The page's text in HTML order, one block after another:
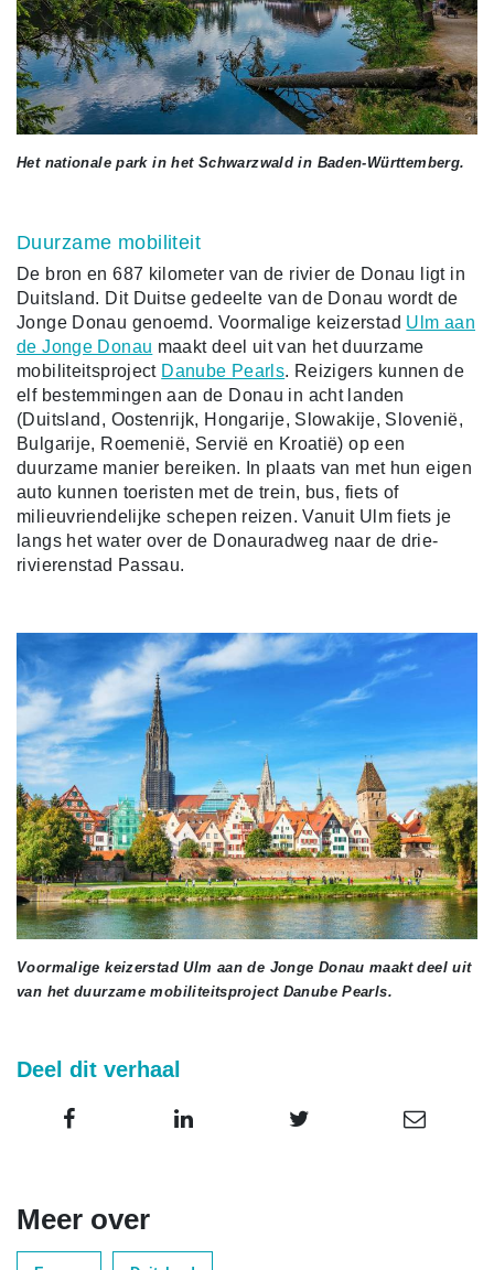
Het nationale park in het Schwarzwald in Baden-Württemberg.
Duurzame mobiliteit
De bron en 687 kilometer van de rivier de Donau ligt in
Duitsland. Dit Duitse gedeelte van de Donau wordt de
Jonge Donau genoemd. Voormalige keizerstad Ulm aan
de Jonge Donau maakt deel uit van het duurzame
mobiliteitsproject Danube Pearls. Reizigers kunnen de
elf bestemmingen aan de Donau in acht landen
(Duitsland, Oostenrijk, Hongarije, Slowakije, Slovenië,
Bulgarije, Roemenië, Servië en Kroatië) op een
duurzame manier bereiken. In plaats van met hun eigen
auto kunnen toeristen met de trein, bus, fiets of
milieuvriendelijke schepen reizen. Vanuit Ulm fiets je
langs het water over de Donauradweg naar de drie-
rivierenstad Passau.
Voormalige keizerstad Ulm aan de Jonge Donau maakt deel uit
van het duurzame mobiliteitsproject Danube Pearls.
Deel dit verhaal
Meer over